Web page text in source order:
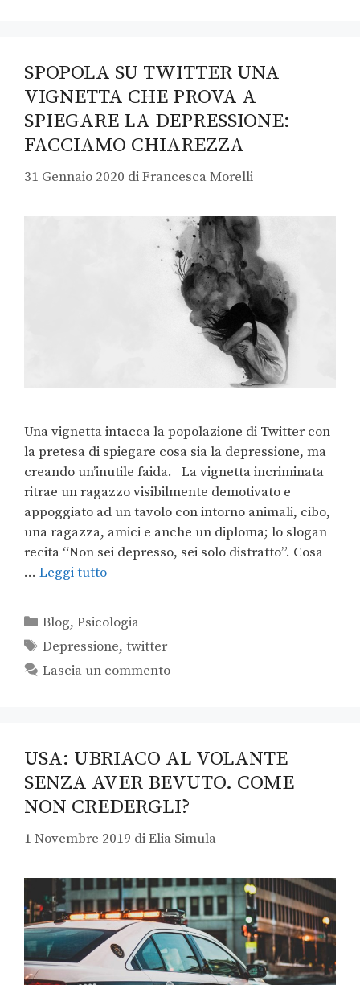
SPOPOLA SU TWITTER UNA
VIGNETTA CHE PROVA A
SPIEGARE LA DEPRESSIONE:
FACCIAMO CHIAREZZA
31 Gennaio 2020 diFrancesca Morelli
Una vignetta intacca la popolazione di Twitter con
la pretesa di spiegare cosa sia la depressione, ma
creando un’inutile faida. La vignetta incriminata
ritrae un ragazzo visibilmente demotivato e
appoggiato ad un tavolo con intorno animali, cibo,
una ragazza, amici e anche un diploma; lo slogan
recita “Non sei depresso, sei solo distratto”. Cosa
… Leggi tutto
Blog,Psicologia
Depressione,twitter
Lascia un commento
USA: UBRIACO AL VOLANTE
SENZA AVER BEVUTO. COME
NON CREDERGLI?
1 Novembre 2019 diElia Simula